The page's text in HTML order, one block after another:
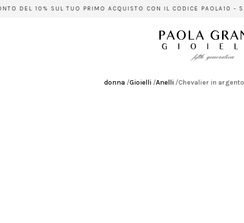
DEL 10% SUL TUO PRIMO ACQUISTO CON IL CODICE PAOLA10
donna /Gioielli /Anelli /Chevalier in